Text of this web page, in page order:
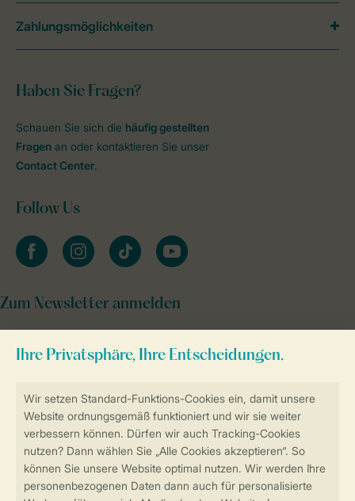
Sicher und schnell zur Online-Buchung
Sichere Datenübertragung
Sicheres Bezahlen
Haben Sie Fragen?
Schauen Sie sich die häufig gestellten
Fragen an oder kontaktieren Sie unser
Contact Center.
Follow Us
facebookinstagramtiktok youtube
Zum Newsletter anmelden
Zahlungsmöglichkeiten